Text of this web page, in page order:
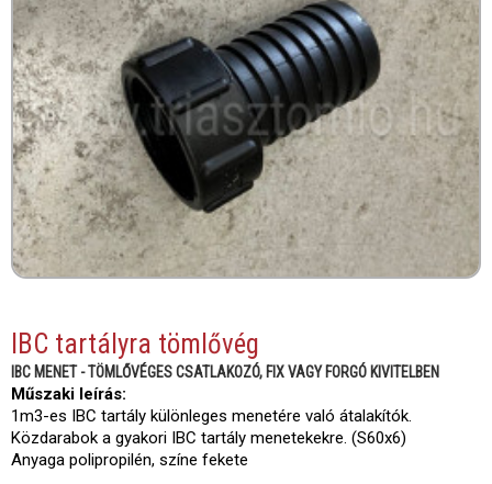
IBC tartályra tömlővég
IBC MENET - TÖMLŐVÉGES CSATLAKOZÓ, FIX VAGY FORGÓ KIVITELBEN
Műszaki leírás:
1m3-es IBC tartály különleges menetére való átalakítók.
Közdarabok a gyakori IBC tartály menetekekre. (S60x6)
Anyaga polipropilén, színe fekete